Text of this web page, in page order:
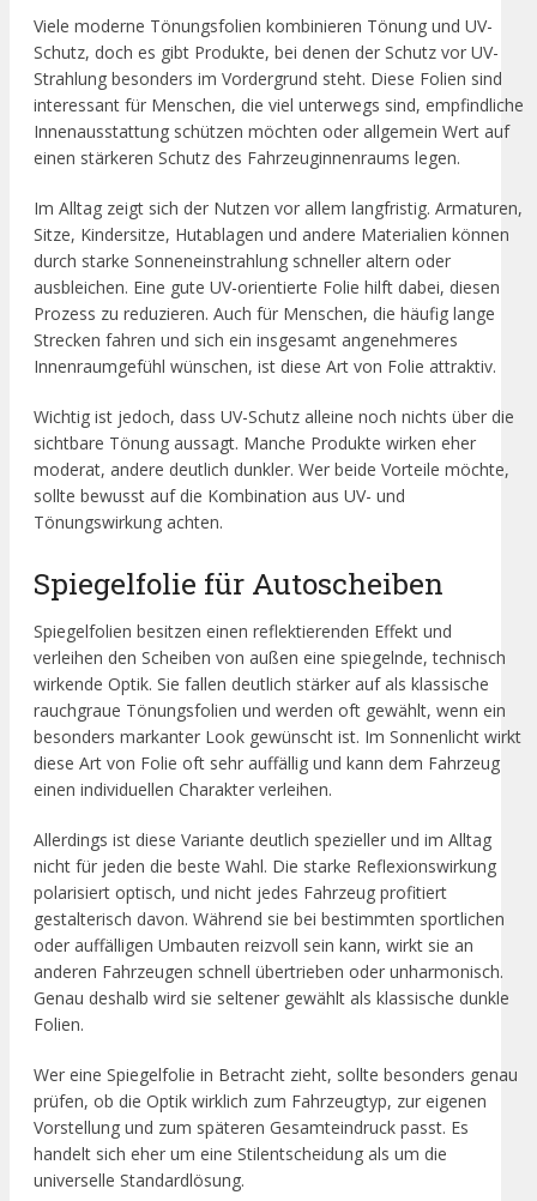
Viele moderne Tönungsfolien kombinieren Tönung und UV-
Schutz, doch es gibt Produkte, bei denen der Schutz vor UV-
Strahlung besonders im Vordergrund steht. Diese Folien sind
interessant für Menschen, die viel unterwegs sind, empfindliche
Innenausstattung schützen möchten oder allgemein Wert auf
einen stärkeren Schutz des Fahrzeuginnenraums legen.
Im Alltag zeigt sich der Nutzen vor allem langfristig. Armaturen,
Sitze, Kindersitze, Hutablagen und andere Materialien können
durch starke Sonneneinstrahlung schneller altern oder
ausbleichen. Eine gute UV-orientierte Folie hilft dabei, diesen
Prozess zu reduzieren. Auch für Menschen, die häufig lange
Strecken fahren und sich ein insgesamt angenehmeres
Innenraumgefühl wünschen, ist diese Art von Folie attraktiv.
Wichtig ist jedoch, dass UV-Schutz alleine noch nichts über die
sichtbare Tönung aussagt. Manche Produkte wirken eher
moderat, andere deutlich dunkler. Wer beide Vorteile möchte,
sollte bewusst auf die Kombination aus UV- und
Tönungswirkung achten.
Spiegelfolie für Autoscheiben
Spiegelfolien besitzen einen reflektierenden Effekt und
verleihen den Scheiben von außen eine spiegelnde, technisch
wirkende Optik. Sie fallen deutlich stärker auf als klassische
rauchgraue Tönungsfolien und werden oft gewählt, wenn ein
besonders markanter Look gewünscht ist. Im Sonnenlicht wirkt
diese Art von Folie oft sehr auffällig und kann dem Fahrzeug
einen individuellen Charakter verleihen.
Allerdings ist diese Variante deutlich spezieller und im Alltag
nicht für jeden die beste Wahl. Die starke Reflexionswirkung
polarisiert optisch, und nicht jedes Fahrzeug profitiert
gestalterisch davon. Während sie bei bestimmten sportlichen
oder auffälligen Umbauten reizvoll sein kann, wirkt sie an
anderen Fahrzeugen schnell übertrieben oder unharmonisch.
Genau deshalb wird sie seltener gewählt als klassische dunkle
Folien.
Wer eine Spiegelfolie in Betracht zieht, sollte besonders genau
prüfen, ob die Optik wirklich zum Fahrzeugtyp, zur eigenen
Vorstellung und zum späteren Gesamteindruck passt. Es
handelt sich eher um eine Stilentscheidung als um die
universelle Standardlösung.